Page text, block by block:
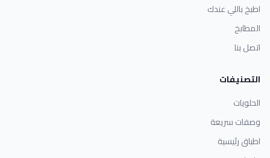
اطبخ باللي عندك
المطابخ
اتصل بنا
التصنيفات
الحلويات
وصفات سريعة
اطباق رئيسية